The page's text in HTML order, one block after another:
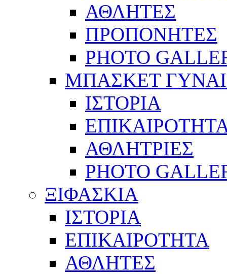
ΑΘΛΗΤΕΣ
ΠΡΟΠΟΝΗΤΕΣ
PHOTO
ΜΠΑΣΚΕΤ
ΙΣΤΟΡΙΑ
ΑΘΛΗΤΡΙΕΣ
PHOTO
ΞΙΦΑΣΚΙΑ
ΙΣΤΟΡΙΑ
ΕΠΙΚΑΙΡΟΤΗΤΑ
ΑΘΛΗΤΕΣ